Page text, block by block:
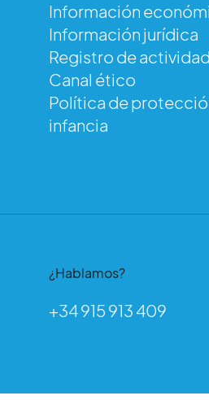
Información
Información jurídica
Registro de
Canal ético
Política de
infancia
¿Hablamos?
+34 915 913 409